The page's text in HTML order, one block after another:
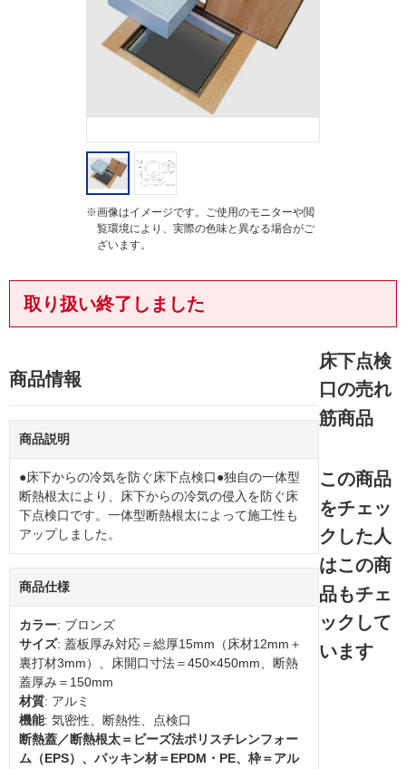
※画像はイメージです。ご使用のモニターや閲
覧環境により、実際の色味と異なる場合がご
ざいます。
取り扱い終了しました
商品情報
商品説明
●床下からの冷気を防ぐ床下点検口●独自の一体型
断熱根太により、床下からの冷気の侵入を防ぐ床
下点検口です。一体型断熱根太によって施工性も
アップしました。
商品仕様
カラー: ブロンズ
サイズ: 蓋板厚み対応＝総厚15mm（床材12mm＋
裏打材3mm）、床開口寸法＝450×450mm、断熱
蓋厚み＝150mm
材質: アルミ
機能: 気密性、断熱性、点検口
断熱蓋／断熱根太＝ビーズ法ポリスチレンフォー
ム（EPS）、パッキン材＝EPDM・PE、枠＝アル
床下点検
口の売れ
筋商品
この商品
をチェッ
クした人
はこの商
品もチェ
ックして
います